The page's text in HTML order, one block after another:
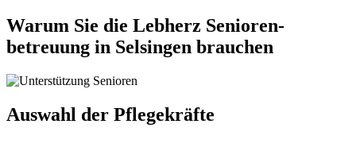
Warum Sie die Lebherz Senioren­
betreuung in Selsingen brauchen
Auswahl der Pflegekräfte